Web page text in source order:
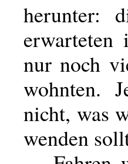
herunter:
nur noch
wohnten.
nicht, was
wenden